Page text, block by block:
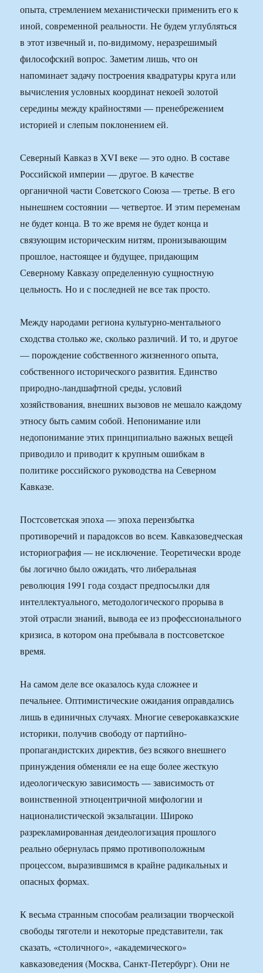
опыта, стремлением механистически применить его к
иной, современной реальности. Не будем углубляться
в этот извечный и, по-видимому, неразрешимый
философский вопрос. Заметим лишь, что он
напоминает задачу построения квадратуры круга или
вычисления условных координат некоей золотой
середины между крайностями — пренебрежением
историей и слепым поклонением ей.
Северный Кавказ в XVI веке — это одно. В составе
Российской империи — другое. В качестве
органичной части Советского Союза — третье. В его
нынешнем состоянии — четвертое. И этим переменам
не будет конца. В то же время не будет конца и
связующим историческим нитям, пронизывающим
прошлое, настоящее и будущее, придающим
Северному Кавказу определенную сущностную
цельность. Но и с последней не все так просто.
Между народами региона культурно-ментального
сходства столько же, сколько различий. И то, и другое
— порождение собственного жизненного опыта,
собственного исторического развития. Единство
природно-ландшафтной среды, условий
хозяйствования, внешних вызовов не мешало каждому
этносу быть самим собой. Непонимание или
недопонимание этих принципиально важных вещей
приводило и приводит к крупным ошибкам в
политике российского руководства на Северном
Кавказе.
Постсоветская эпоха — эпоха переизбытка
противоречий и парадоксов во всем. Кавказоведческая
историография — не исключение. Теоретически вроде
бы логично было ожидать, что либеральная
революция 1991 года создаст предпосылки для
интеллектуального, методологического прорыва в
этой отрасли знаний, вывода ее из профессионального
кризиса, в котором она пребывала в постсоветское
время.
На самом деле все оказалось куда сложнее и
печальнее. Оптимистические ожидания оправдались
лишь в единичных случаях. Многие северокавказские
историки, получив свободу от партийно-
пропагандистских директив, без всякого внешнего
принуждения обменяли ее на еще более жесткую
идеологическую зависимость — зависимость от
воинственной этноцентричной мифологии и
националистической экзальтации. Широко
разрекламированная деидеологизация прошлого
реально обернулась прямо противоположным
процессом, выразившимся в крайне радикальных и
опасных формах.
К весьма странным способам реализации творческой
свободы тяготели и некоторые представители, так
сказать, «столичного», «академического»
кавказоведения (Москва, Санкт-Петербург). Они не